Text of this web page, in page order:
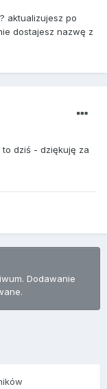
aktualizujesz po
dostajesz nazwę z
to dziś - dziękuję za
Dodawanie